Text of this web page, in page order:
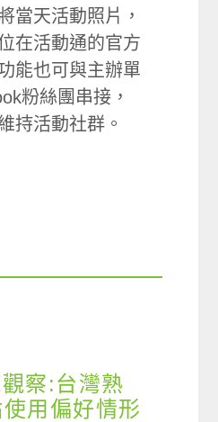
當天活動照片，
在活動通的官方
能也可與主辦單
粉絲團串接，
持活動社群。
察:台灣熟
用偏好情形